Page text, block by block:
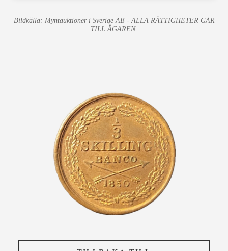
Bildkälla: Myntauktioner i Sverige AB - ALLA RÄTTIGHETER GÅR
TILL ÄGAREN.